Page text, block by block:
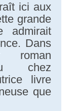
ici aux
grande
admirait
Dans
roman
chez
livre
que